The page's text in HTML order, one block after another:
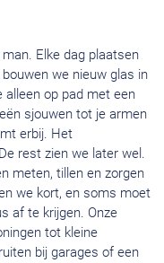
Elke dag plaatsen
we nieuw glas in
alleen op pad met een
sjouwen tot je armen
erbij. Het
rest zien we later wel.
meten, tillen en zorgen
we kort, en soms moet
af te krijgen. Onze
tot kleine
bij garages of een